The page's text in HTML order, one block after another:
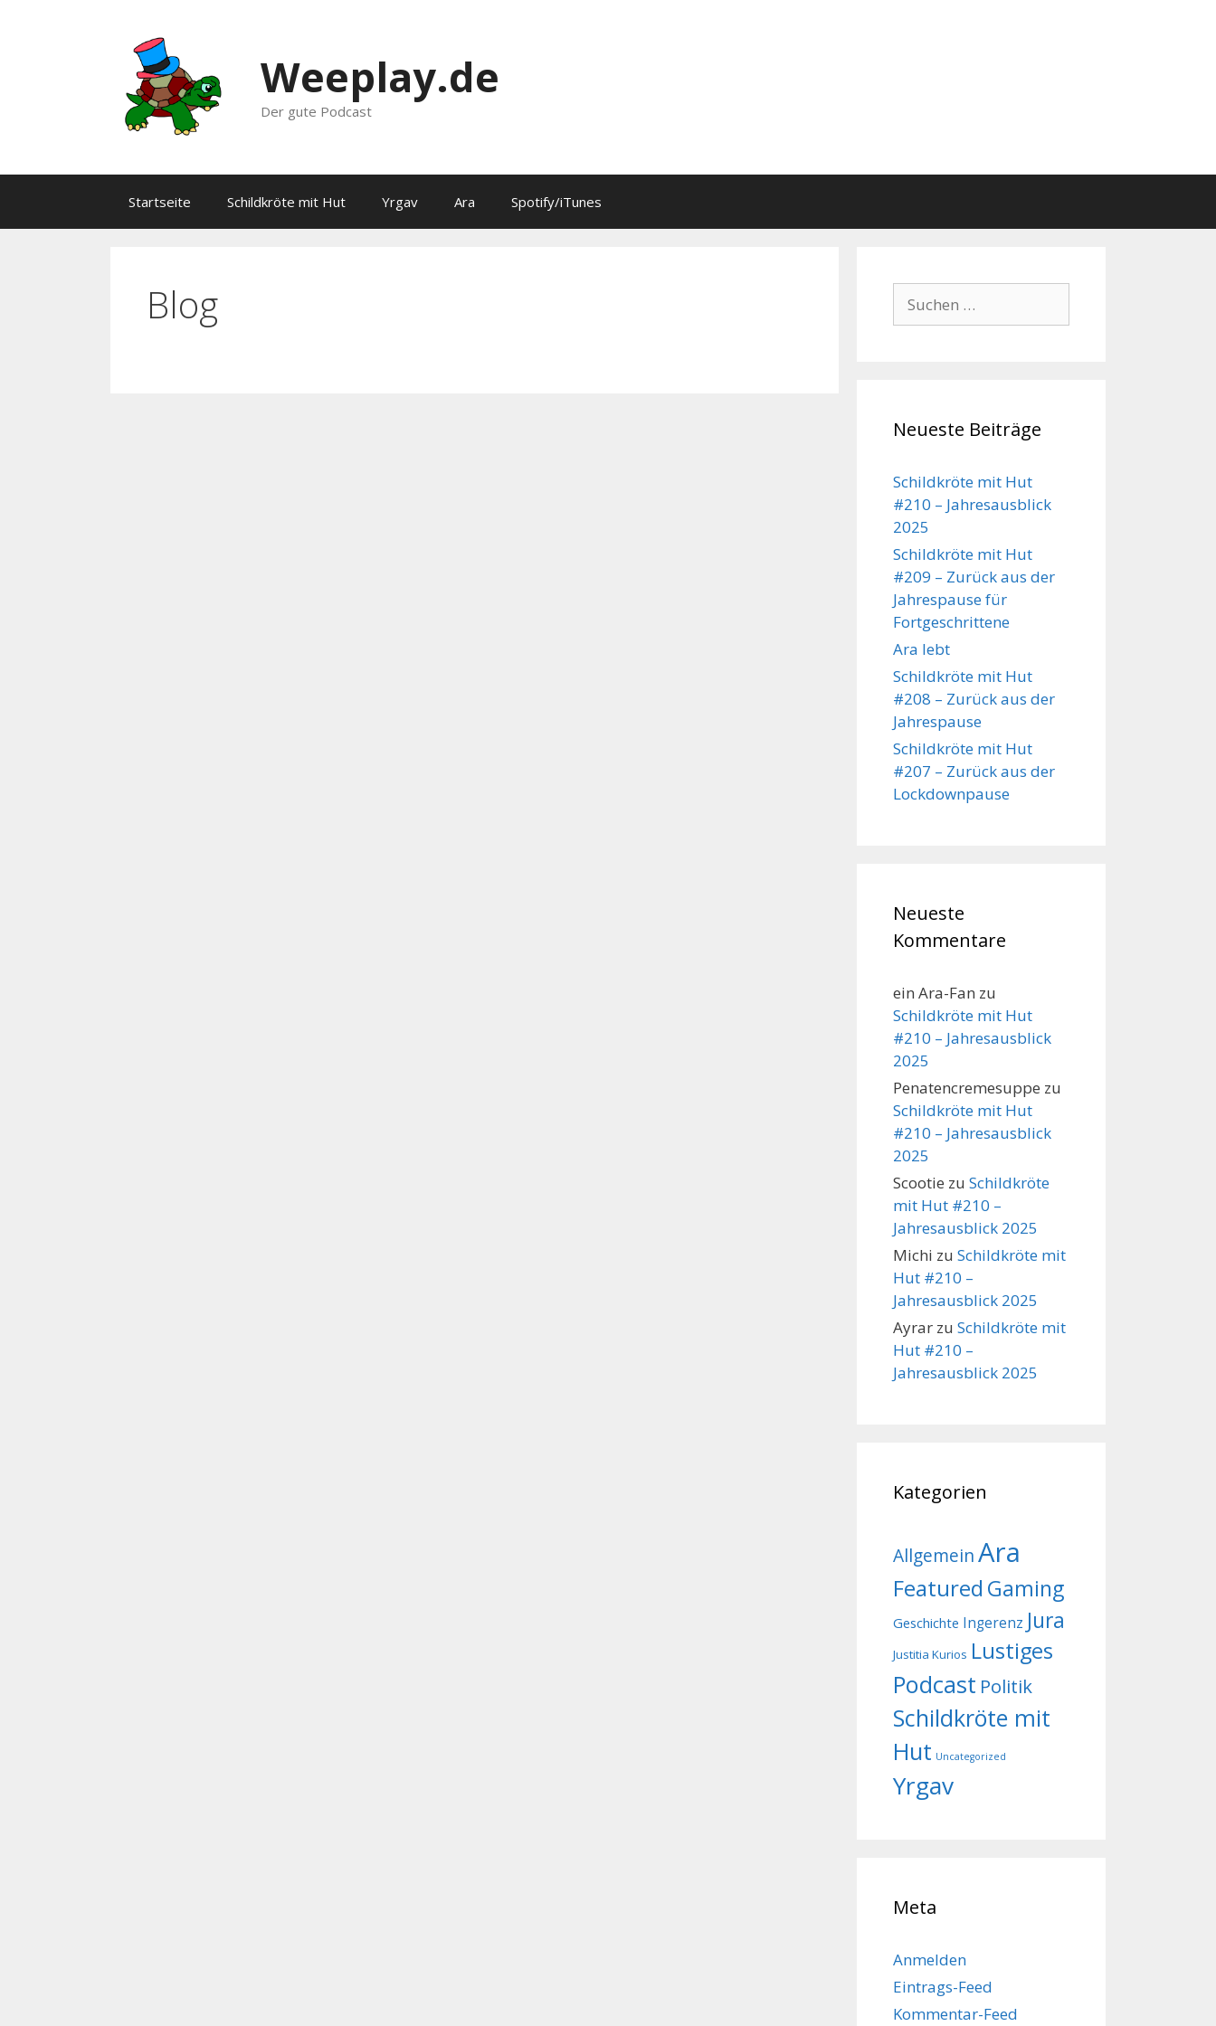
Weeplay.de
Der gute Podcast
Startseite Schildkröte mit Hut Yrgav Ara Spotify/iTunes
Blog
nach:
Neueste Beiträge
Schildkröte mit Hut
#210 – Jahresausblick
2025
Schildkröte mit Hut
#209 – Zurück aus der
Jahrespause für
Fortgeschrittene
Ara lebt
Schildkröte mit Hut
#208 – Zurück aus der
Jahrespause
Schildkröte mit Hut
#207 – Zurück aus der
Lockdownpause
Neueste
Kommentare
ein Ara-Fan zu
Schildkröte mit Hut
#210 – Jahresausblick
2025
Penatencremesuppe zu
Schildkröte mit Hut
#210 – Jahresausblick
2025
Scootie zu Schildkröte
mit Hut #210 –
Jahresausblick 2025
Michi zu Schildkröte mit
Hut #210 –
Jahresausblick 2025
Ayrar zu Schildkröte mit
Hut #210 –
Jahresausblick 2025
Kategorien
AllgemeinAra
Featured Gaming
Geschichte Ingerenz Jura
Justitia Kurios Lustiges
Podcast Politik
Schildkröte mit
Hut Uncategorized
Yrgav
Meta
Anmelden
Eintrags-Feed
Kommentar-Feed